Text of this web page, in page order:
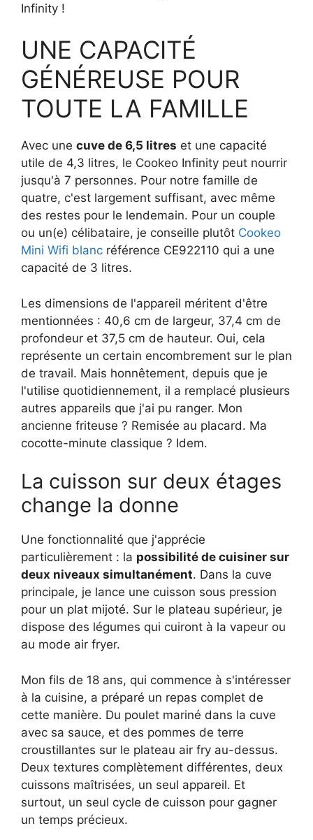
Infinity !
UNE CAPACITÉ
GÉNÉREUSE POUR
TOUTE LA FAMILLE
Avec une cuve de 6,5 litres et une capacité
utile de 4,3 litres, le Cookeo Infinity peut nourrir
jusqu'à 7 personnes. Pour notre famille de
quatre, c'est largement suffisant, avec même
des restes pour le lendemain. Pour un couple
ou un(e) célibataire, je conseille plutôt Cookeo
Mini Wifi blanc référence CE922110 qui a une
capacité de 3 litres.
Les dimensions de l'appareil méritent d'être
mentionnées : 40,6 cm de largeur, 37,4 cm de
profondeur et 37,5 cm de hauteur. Oui, cela
représente un certain encombrement sur le plan
de travail. Mais honnêtement, depuis que je
l'utilise quotidiennement, il a remplacé plusieurs
autres appareils que j'ai pu ranger. Mon
ancienne friteuse ? Remisée au placard. Ma
cocotte-minute classique ? Idem.
La cuisson sur deux étages
change la donne
Une fonctionnalité que j'apprécie
particulièrement : la possibilité de cuisiner sur
deux niveaux simultanément. Dans la cuve
principale, je lance une cuisson sous pression
pour un plat mijoté. Sur le plateau supérieur, je
dispose des légumes qui cuiront à la vapeur ou
au mode air fryer.
Mon fils de 18 ans, qui commence à s'intéresser
à la cuisine, a préparé un repas complet de
cette manière. Du poulet mariné dans la cuve
avec sa sauce, et des pommes de terre
croustillantes sur le plateau air fry au-dessus.
Deux textures complètement différentes, deux
cuissons maîtrisées, un seul appareil. Et
surtout, un seul cycle de cuisson pour gagner
un temps précieux.